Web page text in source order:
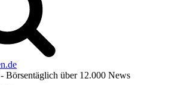
- Börsentäglich über 12.000 News